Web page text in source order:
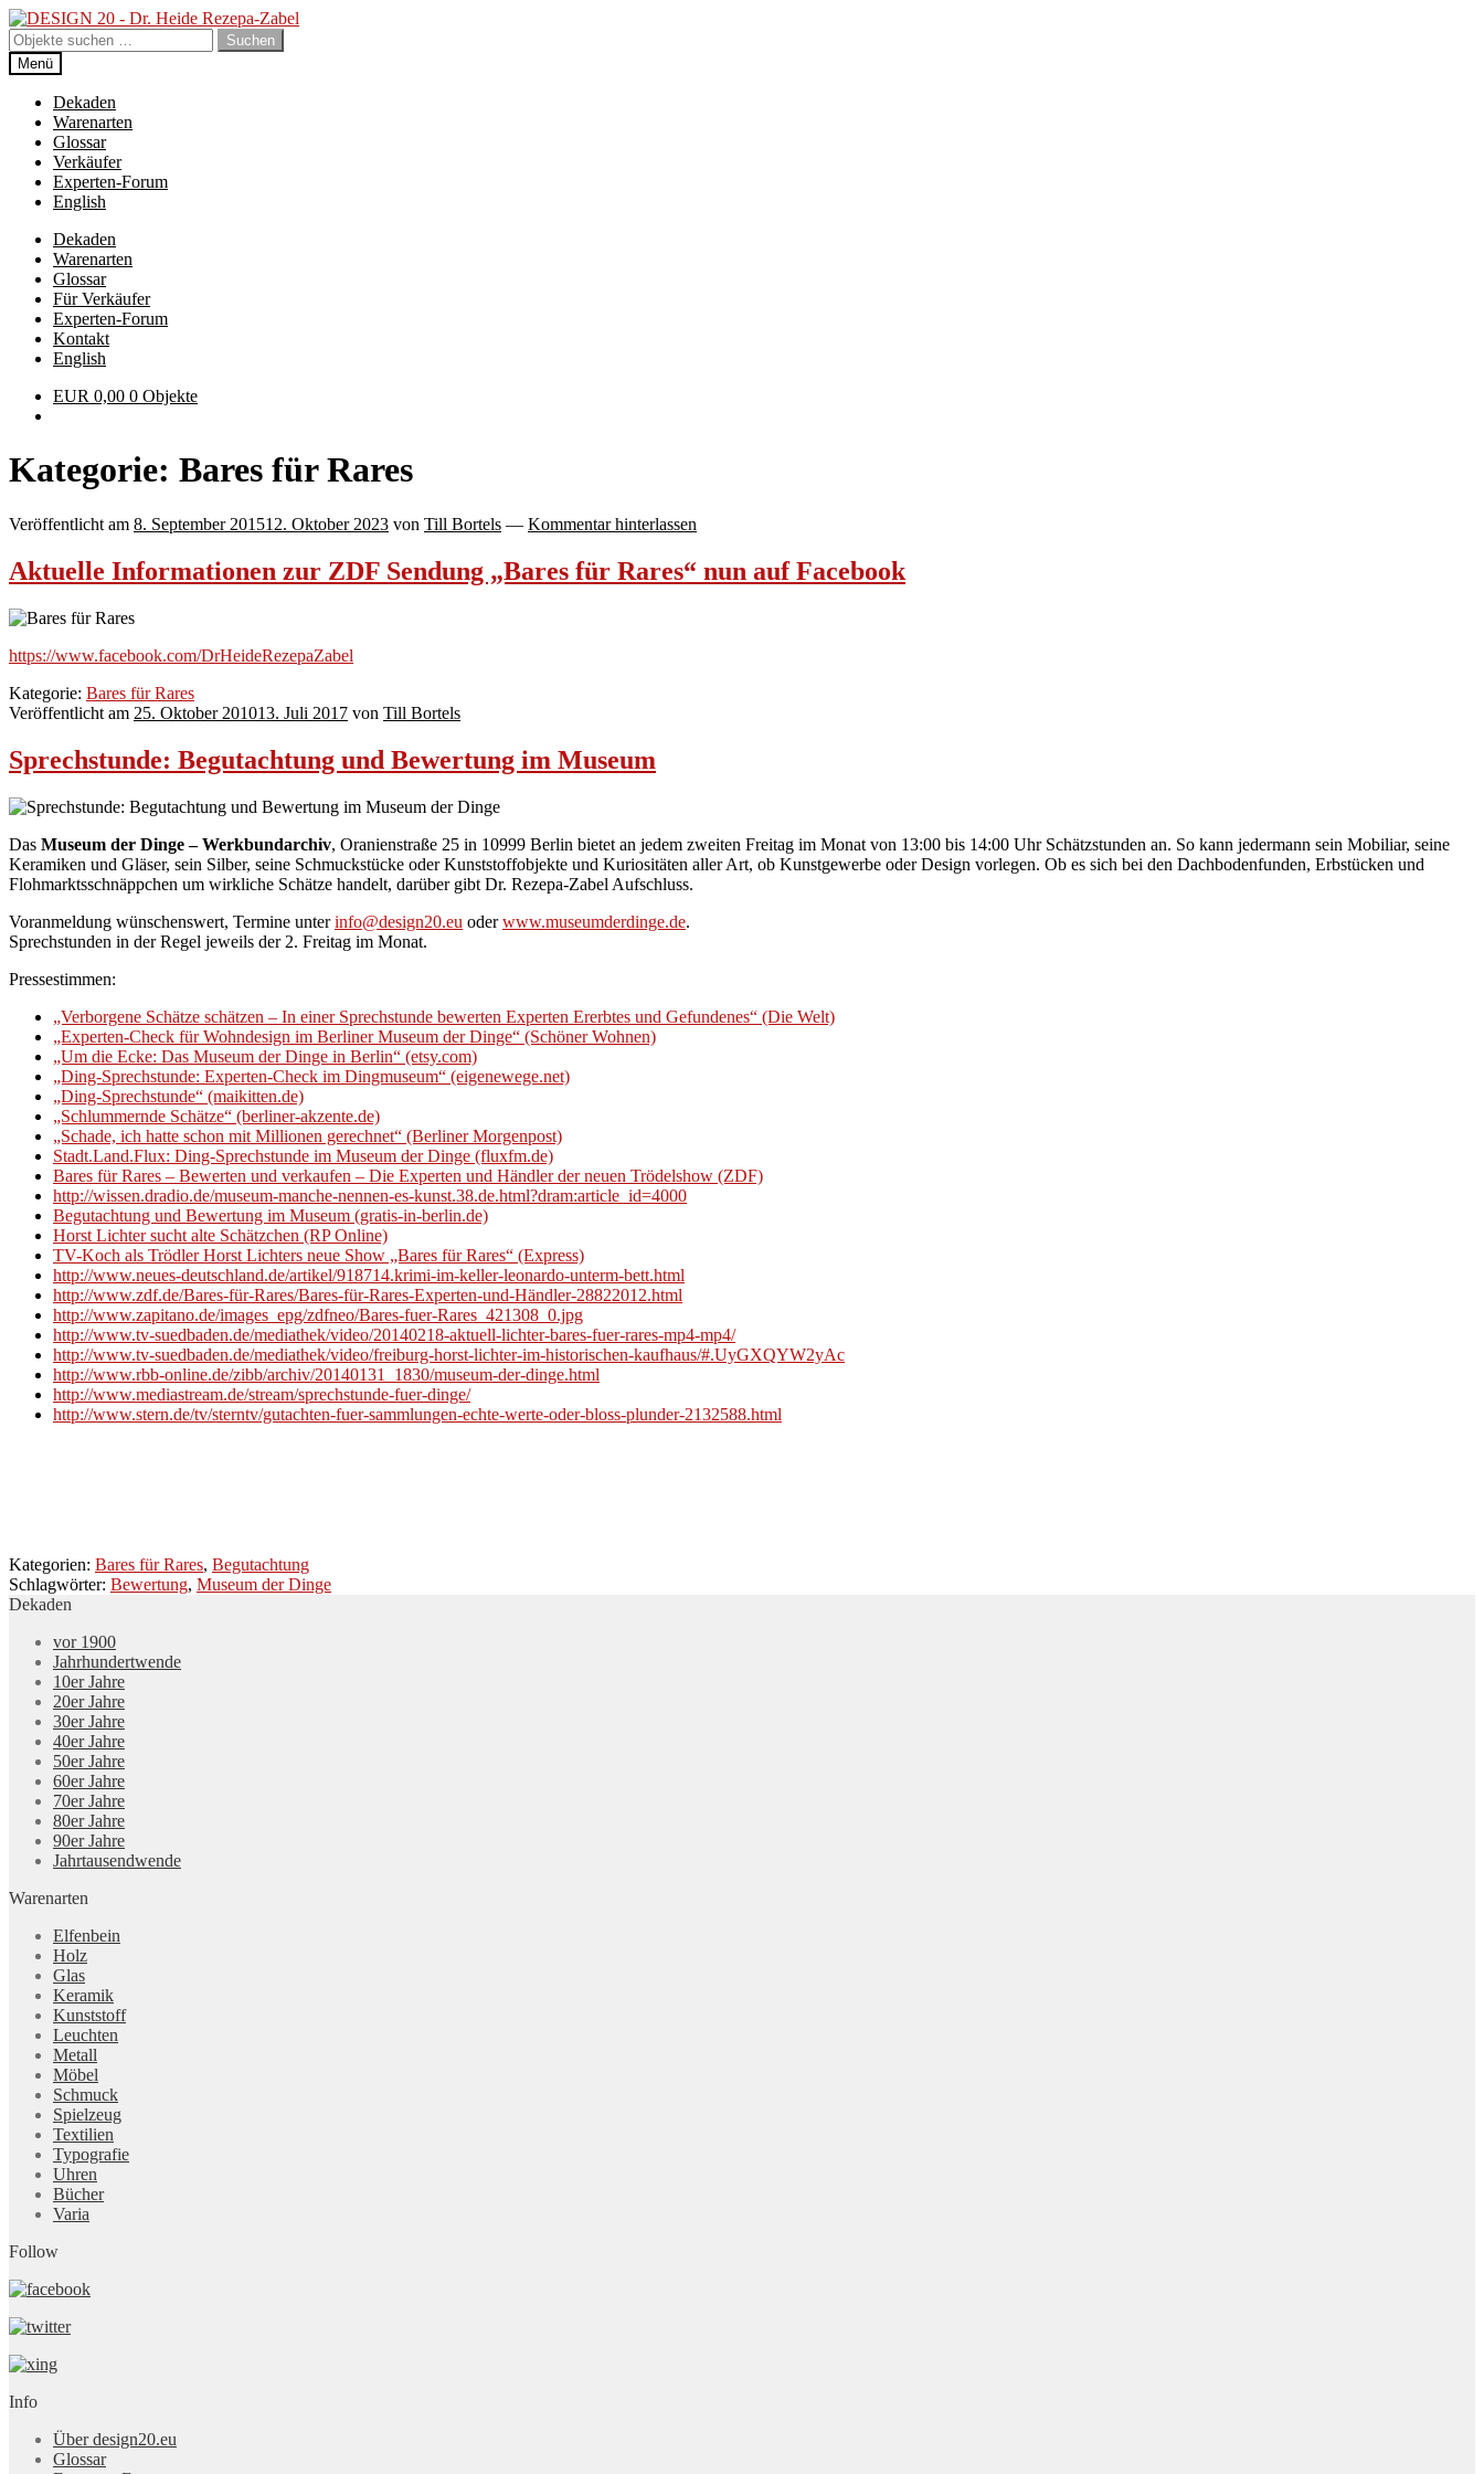
Zur
Navigation
springen
Zum
Inhalt
springen
Suchen
nach:
Suchen
Menü
Dekaden
Warenarten
Glossar
Verkäufer
Experten-Forum
English
Dekaden
Warenarten
Glossar
Für Verkäufer
Experten-Forum
Kontakt
English
EUR 0,00 0 Objekte
Kategorie: Bares für Rares
Veröffentlicht am 8. September 201512. Oktober 2023 von Till Bortels — Kommentar hinterlassen
Aktuelle Informationen zur ZDF Sendung „Bares für Rares“ nun auf Facebook
https://www.facebook.com/DrHeideRezepaZabel
Kategorie: Bares für Rares
Veröffentlicht am 25. Oktober 201013. Juli 2017 von Till Bortels
Sprechstunde: Begutachtung und Bewertung im Museum
Das Museum der Dinge – Werkbundarchiv, Oranienstraße 25 in 10999 Berlin bietet an jedem zweiten Freitag im Monat von 13:00 bis 14:00 Uhr Schätzstunden an. So kann jedermann sein Mobiliar, seine
Keramiken und Gläser, sein Silber, seine Schmuckstücke oder Kunststoffobjekte und Kuriositäten aller Art, ob Kunstgewerbe oder Design vorlegen. Ob es sich bei den Dachbodenfunden, Erbstücken und
Flohmarktsschnäppchen um wirkliche Schätze handelt, darüber gibt Dr. Rezepa-Zabel Aufschluss.
Voranmeldung wünschenswert, Termine unterinfo@design20.eu oderwww.museumderdinge.de.
Sprechstunden in der Regel jeweils der 2. Freitag im Monat.
Pressestimmen:
„Verborgene Schätze schätzen – In einer Sprechstunde bewerten Experten Ererbtes und Gefundenes“ (Die Welt)
„Experten-Check für Wohndesign im Berliner Museum der Dinge“ (Schöner Wohnen)
„Um die Ecke: Das Museum der Dinge in Berlin“ (etsy.com)
„Ding-Sprechstunde: Experten-Check im Dingmuseum“ (eigenewege.net)
„Ding-Sprechstunde“ (maikitten.de)
„Schlummernde Schätze“ (berliner-akzente.de)
„Schade, ich hatte schon mit Millionen gerechnet“ (Berliner Morgenpost)
Stadt.Land.Flux: Ding-Sprechstunde im Museum der Dinge (fluxfm.de)
Bares für Rares – Bewerten und verkaufen – Die Experten und Händler der neuen Trödelshow (ZDF)
http://wissen.dradio.de/museum-manche-nennen-es-kunst.38.de.html?dram:article_id=4000
Begutachtung und Bewertung im Museum (gratis-in-berlin.de)
Horst Lichter sucht alte Schätzchen (RP Online)
TV-Koch als Trödler Horst Lichters neue Show „Bares für Rares“ (Express)
http://www.neues-deutschland.de/artikel/918714.krimi-im-keller-leonardo-unterm-bett.html
http://www.zdf.de/Bares-für-Rares/Bares-für-Rares-Experten-und-Händler-28822012.html
http://www.zapitano.de/images_epg/zdfneo/Bares-fuer-Rares_421308_0.jpg
http://www.tv-suedbaden.de/mediathek/video/20140218-aktuell-lichter-bares-fuer-rares-mp4-mp4/
http://www.tv-suedbaden.de/mediathek/video/freiburg-horst-lichter-im-historischen-kaufhaus/#.UyGXQYW2yAc
http://www.rbb-online.de/zibb/archiv/20140131_1830/museum-der-dinge.html
http://www.mediastream.de/stream/sprechstunde-fuer-dinge/
http://www.stern.de/tv/sterntv/gutachten-fuer-sammlungen-echte-werte-oder-bloss-plunder-2132588.html
Kategorien: Bares für Rares, Begutachtung
Schlagwörter: Bewertung, Museum der Dinge
Dekaden
vor 1900
Jahrhundertwende
10er Jahre
20er Jahre
30er Jahre
40er Jahre
50er Jahre
60er Jahre
70er Jahre
80er Jahre
90er Jahre
Jahrtausendwende
Warenarten
Elfenbein
Holz
Glas
Keramik
Kunststoff
Leuchten
Metall
Möbel
Schmuck
Spielzeug
Textilien
Typografie
Uhren
Bücher
Varia
Follow
Info
Über design20.eu
Glossar